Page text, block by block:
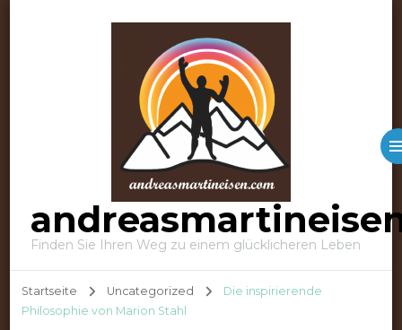
Finden Sie Ihren Weg zu einem glücklicheren Leben
Startseite Uncategorized
Die inspirierende
Philosophie von Marion Stahl